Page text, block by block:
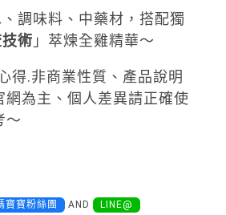
調味料、中藥材，搭配獨
術 」萃煉全雞精華～
得.非商業性質、產品說明
網為主、個人差異請正確使
～
寶寶粉絲團 AND LINE@